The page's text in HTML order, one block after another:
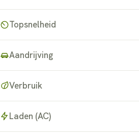
Topsnelheid
Aandrijving
Verbruik
Laden (AC)